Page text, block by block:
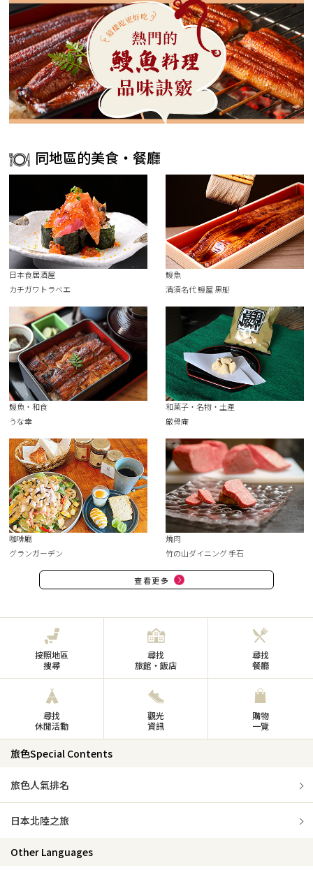
同地區的美食・餐廳
日本食居酒屋
カチガワトラベエ
鰻魚
清須名代 鰻屋 黒船
鰻魚・和食
うな幸
和菓子・名物・土產
厳骨庵
咖啡廳
グランガーデン
燒肉
竹の山ダイニング 手石
查看更多
按照地區
搜尋
尋找
旅館・飯店
尋找
餐廳
尋找
休閒活動
觀光
資訊
購物
一覽
旅色Special Contents
旅色人氣排名
日本北陸之旅
Other Languages